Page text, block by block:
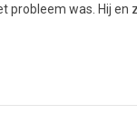
was. Hij